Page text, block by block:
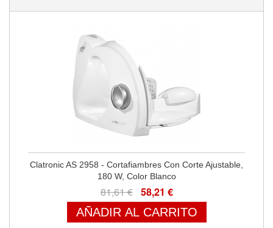
Clatronic AS 2958 - Cortafiambres Con Corte Ajustable,
180 W, Color Blanco
81,61 € 58,21 €
AÑADIR AL CARRITO